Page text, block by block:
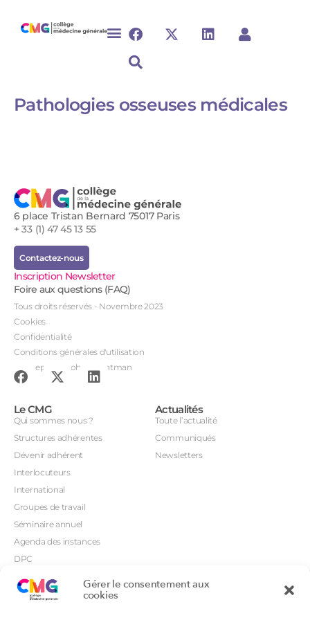
Gérer le consentement aux
cookies
Pathologies osseuses médicales​
6 place Tristan Bernard 75017 Paris
+ 33 (1) 47 45 13 55
Contactez-nous
Inscription Newsletter
Foire aux questions (FAQ)
Tous droits réservés - Novembre 2023
Cookies
Confidentialité
Conditions générales d'utilisation
Conception : John Brightman
Le CMG
Qui sommes nous ?
Structures adhérentes
Dévenir adhérent
Interlocuteurs
International
Groupes de travail
Séminaire annuel
Agenda des instances
DPC
Orientations prioritaires
Actualités
Toute l’actualité
Communiqués
Newsletters